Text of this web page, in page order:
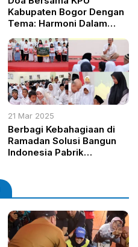
Kabupaten Bogor Dengan
Tema: Harmoni Dalam
Serentak 2024
21 Mar 2025
Berbagi Kebahagiaan di
Ramadan Solusi Bangun
Indonesia Pabrik
Paket Sembako